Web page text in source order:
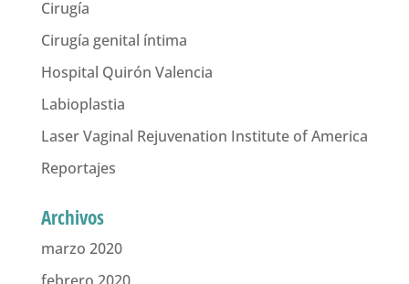
Cirugía
Cirugía genital íntima
Hospital Quirón Valencia
Labioplastia
Laser Vaginal Rejuvenation Institute of America
Reportajes
Archivos
marzo 2020